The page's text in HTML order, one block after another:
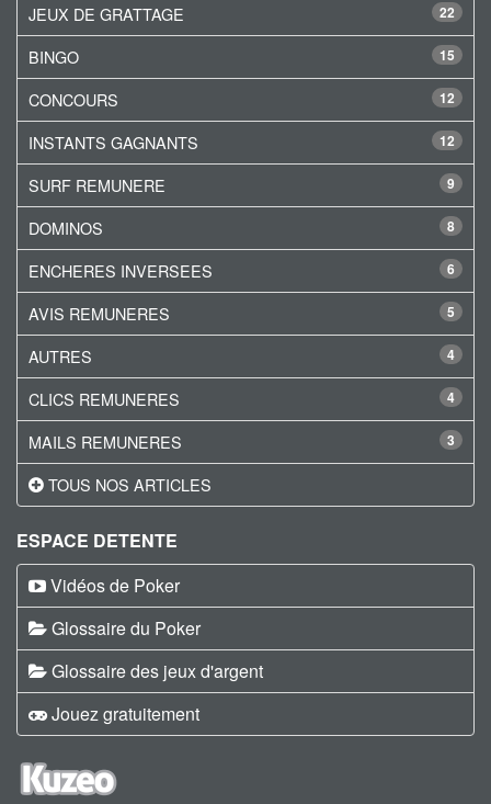
22
JEUX DE GRATTAGE
15
BINGO
12
CONCOURS
12
INSTANTS GAGNANTS
9
SURF REMUNERE
8
DOMINOS
6
ENCHERES INVERSEES
5
AVIS REMUNERES
4
AUTRES
4
CLICS REMUNERES
3
MAILS REMUNERES
TOUS NOS ARTICLES
ESPACE DETENTE
Vidéos de Poker
Glossaire du Poker
Glossaire des jeux d'argent
Jouez gratuitement